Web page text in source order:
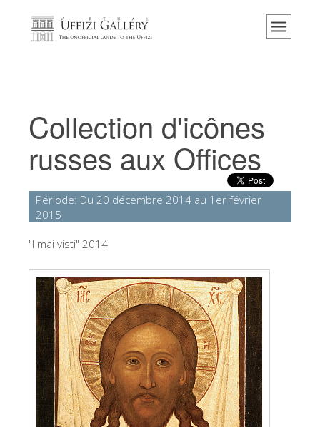
Accueil
Événements et expositions
L' avis des visiteurs
Explorer la Galerie
Les Oeuvres
Les Salles
Les Artistes
Les nouvelles salles
Les autres Musées
Le Musée national du Bargello
Collection d'icônes
russes aux Offices
Période: Du 20 décembre 2014 au 1er février
2015
"I mai visti" 2014